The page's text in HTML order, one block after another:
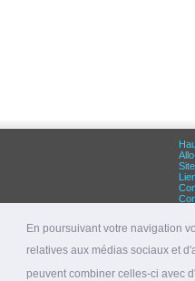
En poursuivant votre navigation
relatives aux médias sociaux et
peuvent combiner celles-ci avec